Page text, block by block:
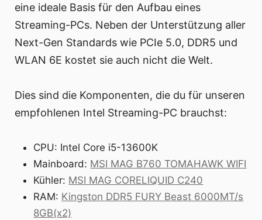
eine ideale Basis für den Aufbau eines
Streaming-PCs. Neben der Unterstützung aller
Next-Gen Standards wie PCIe 5.0, DDR5 und
WLAN 6E kostet sie auch nicht die Welt.
Dies sind die Komponenten, die du für unseren
empfohlenen Intel Streaming-PC brauchst:
CPU: Intel Core i5-13600K
Mainboard: MSI MAG B760 TOMAHAWK WIFI
Kühler: MSI MAG CORELIQUID C240
RAM: Kingston DDR5 FURY Beast 6000MT/s
8GB(x2)